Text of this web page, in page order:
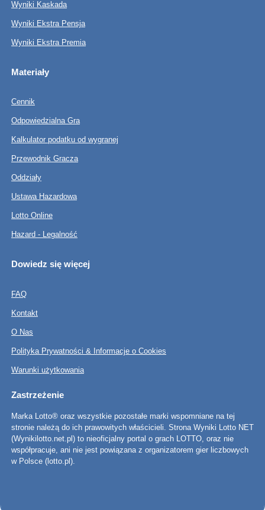
Wyniki Kaskada
Wyniki Ekstra Pensja
Wyniki Ekstra Premia
Materiały
Cennik
Odpowiedzialna Gra
Kalkulator podatku od wygranej
Przewodnik Gracza
Oddziały
Ustawa Hazardowa
Lotto Online
Hazard - Legalność
Dowiedz się więcej
FAQ
Kontakt
O Nas
Polityka Prywatności & Informacje o Cookies
Warunki użytkowania
Zastrzeżenie
Marka Lotto® oraz wszystkie pozostałe marki wspomniane na tej
stronie należą do ich prawowitych właścicieli. Strona Wyniki Lotto NET
(Wynikilotto.net.pl) to nieoficjalny portal o grach LOTTO, oraz nie
współpracuje, ani nie jest powiązana z organizatorem gier liczbowych
w Polsce (lotto.pl).